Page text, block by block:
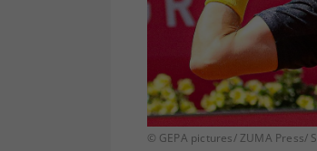
© GEPA pictures/ ZUMA Press/